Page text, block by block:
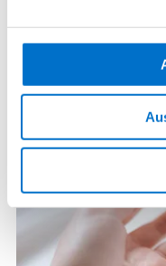
MEISTGELESEN